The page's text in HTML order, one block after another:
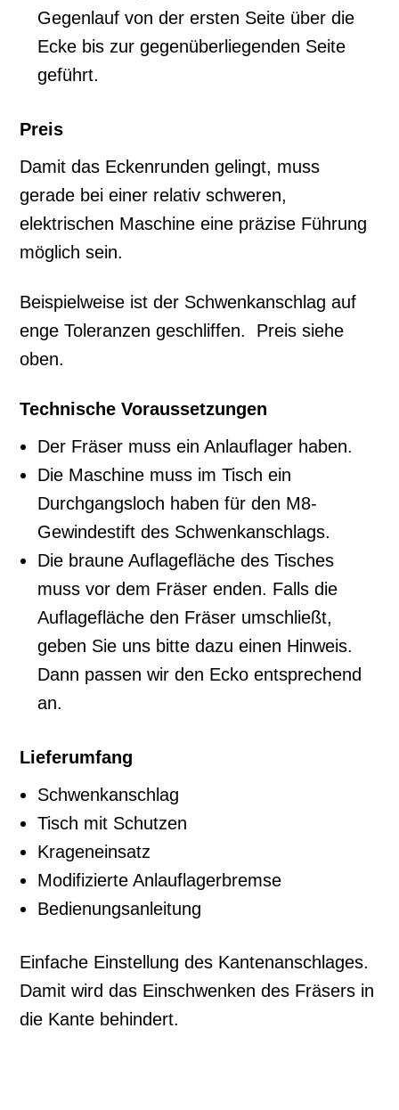
Gegenlauf von der ersten Seite über die
Ecke bis zur gegenüberliegenden Seite
geführt.
Preis
Damit das Eckenrunden gelingt, muss
gerade bei einer relativ schweren,
elektrischen Maschine eine präzise Führung
möglich sein.
Beispielweise ist der Schwenkanschlag auf
enge Toleranzen geschliffen. Preis siehe
oben.
Technische Voraussetzungen
Der Fräser muss ein Anlauflager haben.
Die Maschine muss im Tisch ein
Durchgangsloch haben für den M8-
Gewindestift des Schwenkanschlags.
Die braune Auflagefläche des Tisches
muss vor dem Fräser enden. Falls die
Auflagefläche den Fräser umschließt,
geben Sie uns bitte dazu einen Hinweis.
Dann passen wir den Ecko entsprechend
an.
Lieferumfang
Schwenkanschlag
Tisch mit Schutzen
Krageneinsatz
Modifizierte Anlauflagerbremse
Bedienungsanleitung
Einfache Einstellung des Kantenanschlages.
Damit wird das Einschwenken des Fräsers in
die Kante behindert.